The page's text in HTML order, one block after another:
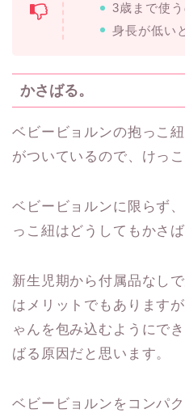
3歳まで使
身長が低い
かさばる。
ベビービョルンの抱っこ
がついているので、けっ
ベビービョルンに限らず
っこ紐はどうしてもかさ
新生児期から付属品なし
はメリットでもあります
ゃんを包み込むようにで
ばる原因だと思います。
ベビービョルンをコンパ